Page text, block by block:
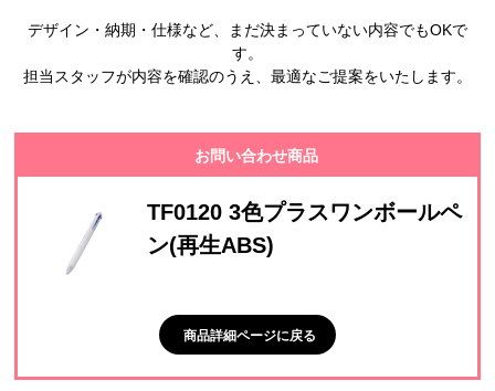
デザイン・納期・仕様など、まだ決まっていない内容でもOKで
す。
担当スタッフが内容を確認のうえ、最適なご提案をいたします。
お問い合わせ商品
TF0120 3色プラスワンボールペ
ン(再生ABS)
商品詳細ページに戻る